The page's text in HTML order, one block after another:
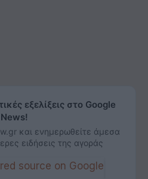
εξελίξεις στο Google
News!
και ενημερωθείτε άμεσα
ειδήσεις της αγοράς